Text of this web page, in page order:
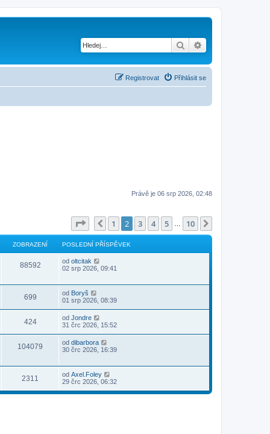
Hledat
Přihlásit se
Registrovat
Právě je 06 srp 2026, 02:48
Stránka z
Předchozí
1 2 3 4 5 10
ZOBRAZENÍ POSLEDNÍ PŘÍSPĚVEK
88592 od oltcitak
02 srp 2026, 09:41
699 od Boryš
01 srp 2026, 08:39
424 od Jondre
31 črc 2026, 15:52
104079 od dibarbora
30 črc 2026, 16:39
2311 od Axel.Foley
29 črc 2026, 06:32